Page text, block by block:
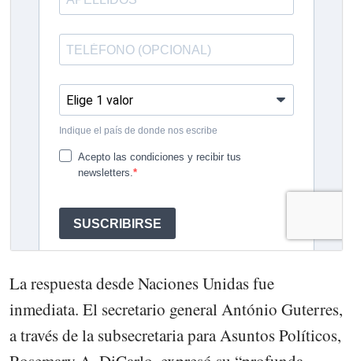
La respuesta desde Naciones Unidas fue
inmediata. El secretario general António Guterres,
a través de la subsecretaria para Asuntos Políticos,